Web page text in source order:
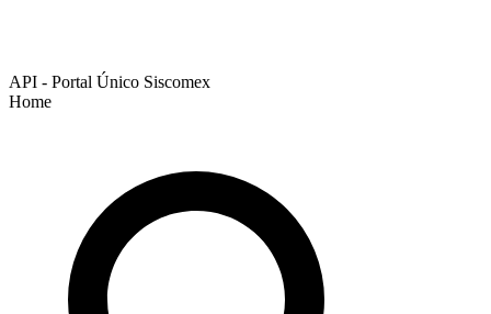
API - Portal Único Siscomex
Home